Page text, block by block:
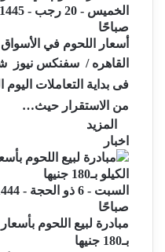
صباحًا
أسعار اللحوم في الأسواق الخميس
القاهره / سفنكس نيوز
من الاستقرار حيث…
المزيد
اخبار
صباحًا
مبادرة لبيع اللحوم
بـ180 جنيها